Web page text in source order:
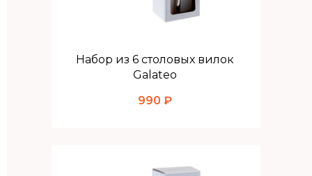
Набор из 6 столовых вилок
Galateo
990 ₽